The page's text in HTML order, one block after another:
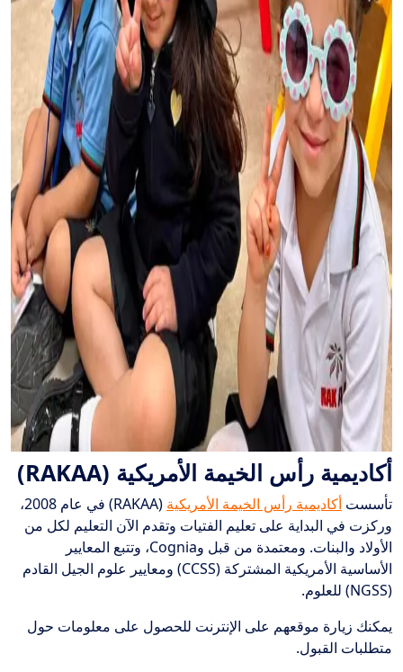
أكاديمية رأس الخيمة الأمريكية (RAKAA)
تأسست أكاديمية رأس الخيمة الأمريكية
(RAKAA) في عام 2008،
وركزت في البداية على تعليم الفتيات وتقدم الآن التعليم لكل من
الأولاد والبنات. ومعتمدة من قبل وCognia، وتتبع المعايير
الأساسية الأمريكية المشتركة (CCSS) ومعايير علوم الجيل القادم
(NGSS) للعلوم.
يمكنك زيارة موقعهم على الإنترنت للحصول على معلومات حول
متطلبات القبول.